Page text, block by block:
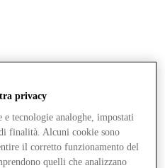
privacy
tecnologie analoghe, impostati
finalità. Alcuni cookie sono
il corretto funzionamento del
quelli che analizzano